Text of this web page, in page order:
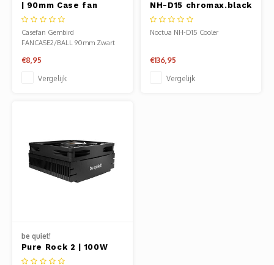
| 90mm Case fan
Casefan Gembird
FANCASE2/BALL 90mm Zwart
€8,95
Vergelijk
NH-D15 chromax.black
| 250W TDP | 165mm
Hoogte | 140mm Fans
Noctua NH-D15 Cooler
€136,95
Vergelijk
be quiet!
Pure Rock 2 | 100W
TDP | Low Profile |